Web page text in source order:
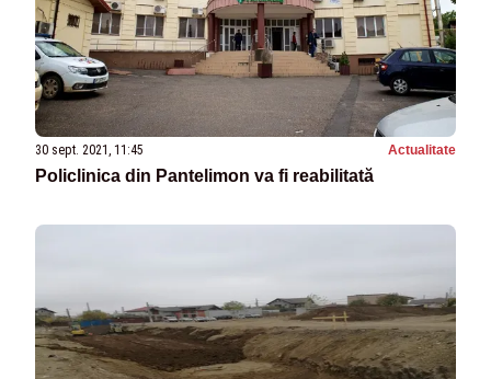
30 sept. 2021, 11:45 Actualitate
Policlinica din Pantelimon va fi reabilitată